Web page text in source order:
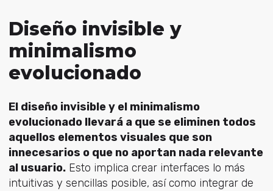
Diseño invisible y
minimalismo
evolucionado
El diseño invisible y el minimalismo
evolucionado llevará a que se eliminen todos
aquellos elementos visuales que son
innecesarios o que no aportan nada relevante
al usuario.Esto implica crear interfaces lo más
intuitivas y sencillas posible, así como integrar de